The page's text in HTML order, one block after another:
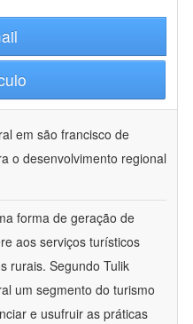
em são francisco de
o desenvolvimento regional
forma de geração de
aos serviços turísticos
rurais. Segundo Tulik
um segmento do turismo
e usufruir as práticas